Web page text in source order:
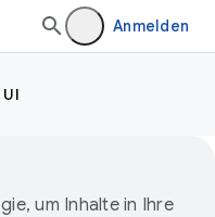
Anmelden
UI
um Inhalte in Ihre